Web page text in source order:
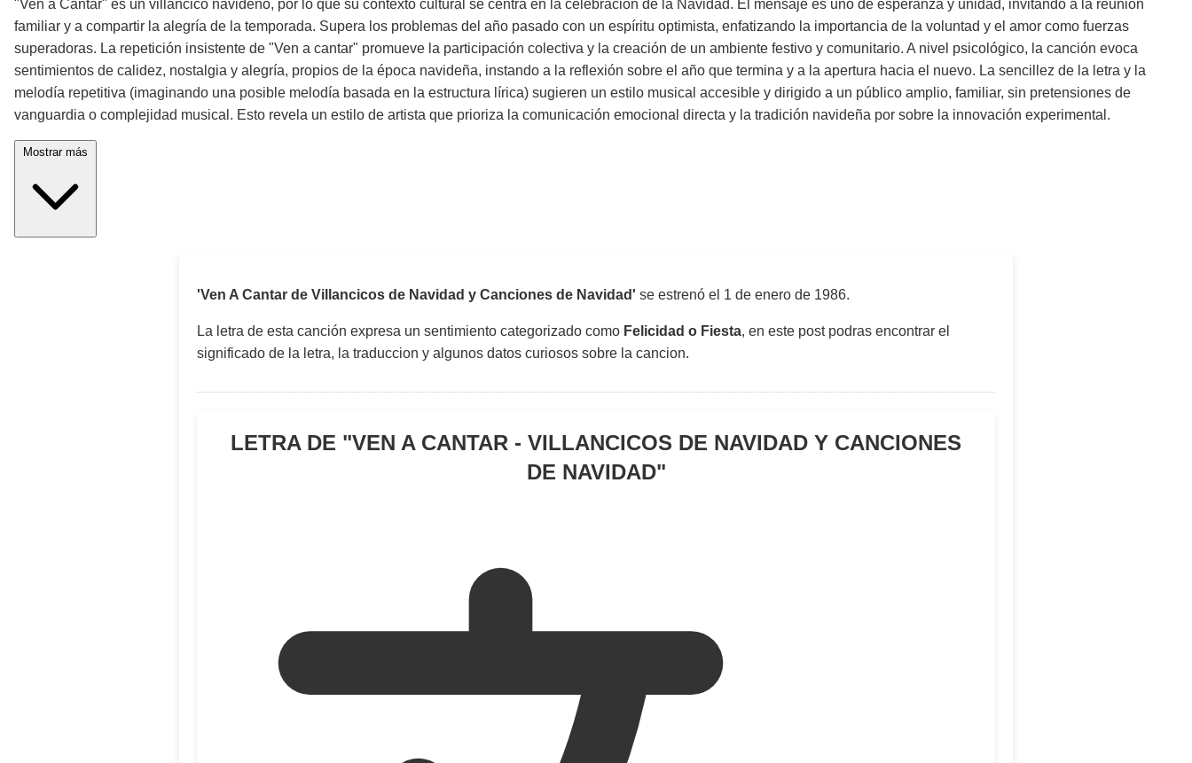
"Ven a Cantar" es un villancico navideño, por lo que su contexto cultural se centra en la celebración de la Navidad. El mensaje es uno de esperanza y unidad, invitando a la reunión
familiar y a compartir la alegría de la temporada. Supera los problemas del año pasado con un espíritu optimista, enfatizando la importancia de la voluntad y el amor como fuerzas
superadoras. La repetición insistente de "Ven a cantar" promueve la participación colectiva y la creación de un ambiente festivo y comunitario. A nivel psicológico, la canción evoca
sentimientos de calidez, nostalgia y alegría, propios de la época navideña, instando a la reflexión sobre el año que termina y a la apertura hacia el nuevo. La sencillez de la letra y la
melodía repetitiva (imaginando una posible melodía basada en la estructura lírica) sugieren un estilo musical accesible y dirigido a un público amplio, familiar, sin pretensiones de
vanguardia o complejidad musical. Esto revela un estilo de artista que prioriza la comunicación emocional directa y la tradición navideña por sobre la innovación experimental.
'Ven A Cantar de Villancicos de Navidad y Canciones de Navidad' se estrenó el 1 de enero de 1986.
La letra de esta canción expresa un sentimiento categorizado como Felicidad o Fiesta, en este post podras encontrar el
significado de la letra, la traduccion y algunos datos curiosos sobre la cancion.
LETRA DE "VEN A CANTAR - VILLANCICOS DE NAVIDAD Y CANCIONES
DE NAVIDAD"